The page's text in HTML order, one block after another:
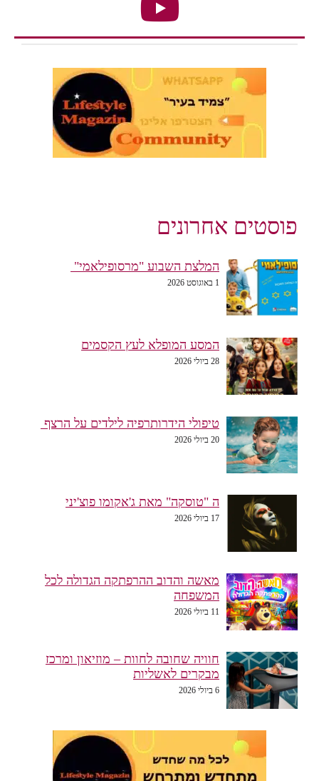
פוסטים אחרונים
המלצת השבוע "מרסופילאמי"
1 באוגוסט 2026
המסע המופלא לעץ הקסמים
28 ביולי 2026
טיפולי הידרותרפיה לילדים על הרצף
20 ביולי 2026
ה "טוסקה" מאת ג'אקומו פוצ'יני
17 ביולי 2026
מאשה והדוב ההרפתקה הגדולה לכל
המשפחה
11 ביולי 2026
חוויה שחובה לחוות – מוזיאון ומרכז
מבקרים לאשליות
6 ביולי 2026